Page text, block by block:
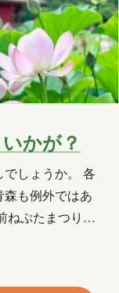
Automate
かが？
しょうか。 各
も例外ではあ
ねぷたまつり」
まつり」 7月
そんな中、今